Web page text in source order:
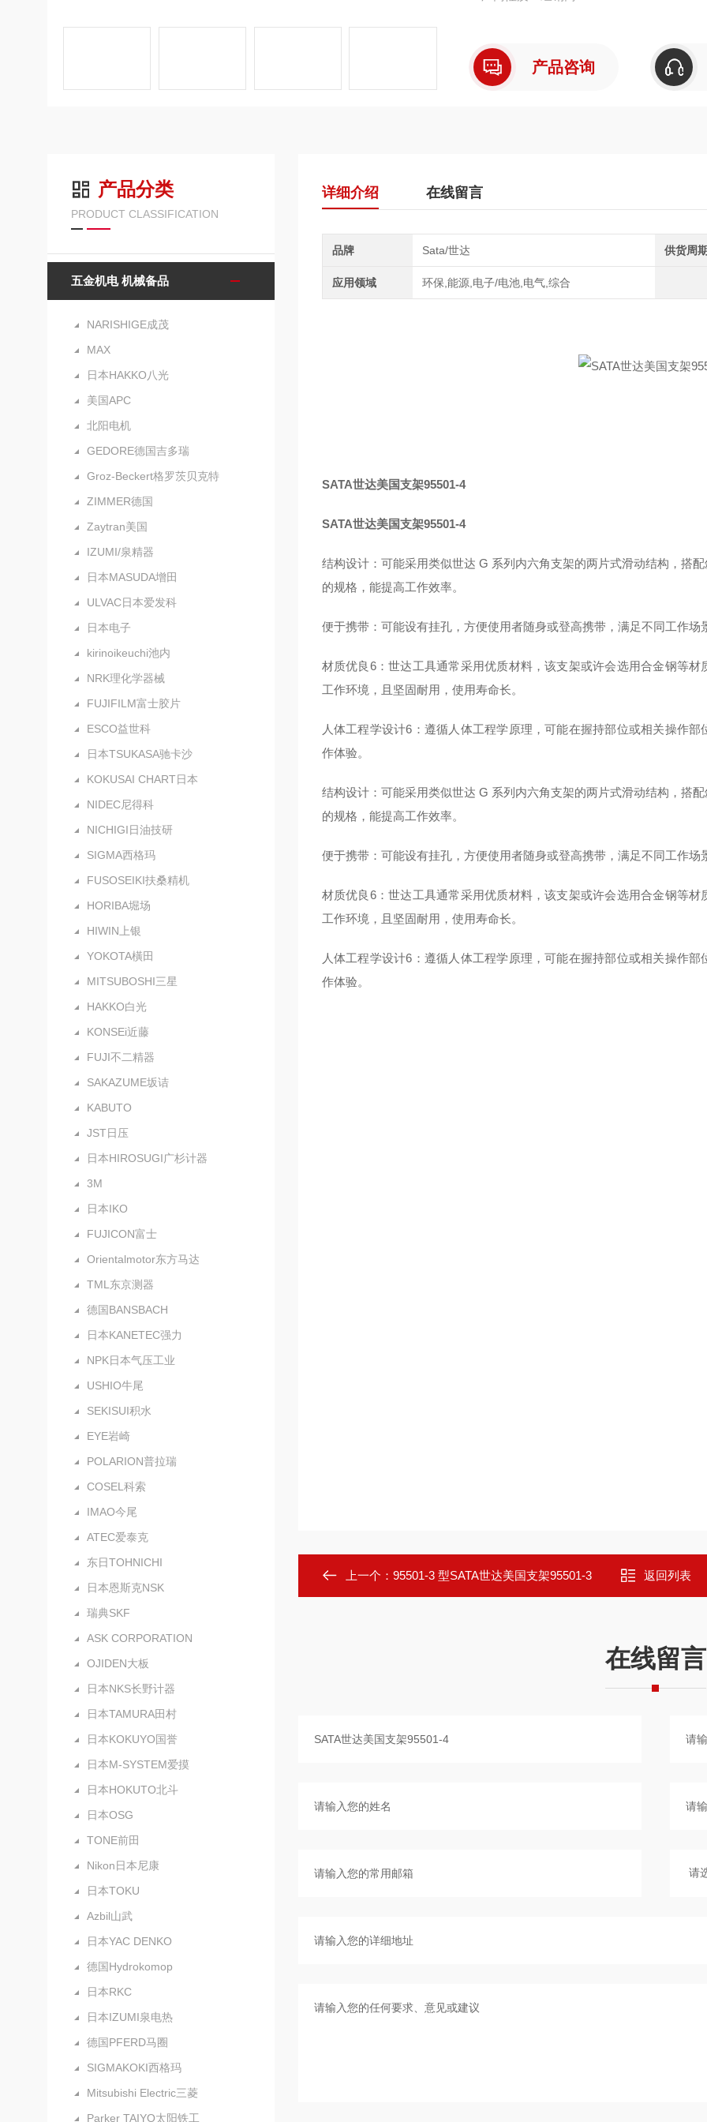
产品咨询
产品分类
PRODUCT CLASSIFICATION
五金机电 机械备品
NARISHIGE成茂
MAX
日本HAKKO八光
美国APC
北阳电机
GEDORE德国吉多瑞
Groz-Beckert格罗茨贝克特
ZIMMER德国
Zaytran美国
IZUMI/泉精器
日本MASUDA增田
ULVAC日本爱发科
日本电子
kirinoikeuchi池内
NRK理化学器械
FUJIFILM富士胶片
ESCO益世科
日本TSUKASA驰卡沙
KOKUSAI CHART日本
NIDEC尼得科
NICHIGI日油技研
SIGMA西格玛
FUSOSEIKI扶桑精机
HORIBA堀场
HIWIN上银
YOKOTA橫田
MITSUBOSHI三星
HAKKO白光
KONSEi近藤
FUJI不二精器
SAKAZUME坂诘
KABUTO
JST日压
日本HIROSUGI广杉计器
3M
日本IKO
FUJICON富士
Orientalmotor东方马达
TML东京测器
德国BANSBACH
日本KANETEC强力
NPK日本气压工业
USHIO牛尾
SEKISUI积水
EYE岩崎
POLARION普拉瑞
COSEL科索
IMAO今尾
ATEC爱泰克
东日TOHNICHI
日本恩斯克NSK
瑞典SKF
ASK CORPORATION
OJIDEN大板
日本NKS长野计器
日本TAMURA田村
日本KOKUYO国誉
日本M-SYSTEM爱摸
日本HOKUTO北斗
日本OSG
TONE前田
Nikon日本尼康
日本TOKU
Azbil山武
日本YAC DENKO
德国Hydrokomop
日本RKC
日本IZUMI泉电热
德国PFERD马圈
SIGMAKOKI西格玛
Mitsubishi Electric三菱
Parker TAIYO太阳铁工
详细介绍 在线留言
品牌 Sata/世达 供货周
应用领域 环保,能源,电子/电池,电气,综合
SATA世达美国支架95501-4
SATA世达美国支架95501-4
结构设计：可能采用类似世达 G 系列内六角支架的两片式滑动结构，搭
的规格，能提高工作效率。
便于携带：可能设有挂孔，方便使用者随身或登高携带，满足不同工作场
材质优良6：世达工具通常采用优质材料，该支架或许会选用合金钢等
工作环境，且坚固耐用，使用寿命长。
人体工程学设计6：遵循人体工程学原理，可能在握持部位或相关操作
作体验。
结构设计：可能采用类似世达 G 系列内六角支架的两片式滑动结构，搭
的规格，能提高工作效率。
便于携带：可能设有挂孔，方便使用者随身或登高携带，满足不同工作场
材质优良6：世达工具通常采用优质材料，该支架或许会选用合金钢等
工作环境，且坚固耐用，使用寿命长。
人体工程学设计6：遵循人体工程学原理，可能在握持部位或相关操作
作体验。
上一个： 95501-3 型SATA世达美国支架95501-3 返回列表
在线留言